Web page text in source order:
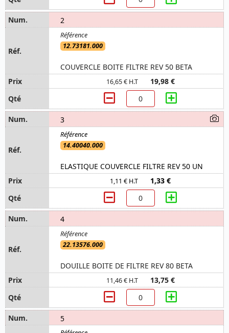
2
12.73181.000
COUVERCLE BOITE FILTRE REV 50 BETA
16,65 € H.T 19,98 €
3
14.40040.000
ELASTIQUE COUVERCLE FILTRE REV 50 UN
1,11 € H.T 1,33 €
4
22.13576.000
DOUILLE BOITE DE FILTRE REV 80 BETA
11,46 € H.T 13,75 €
5